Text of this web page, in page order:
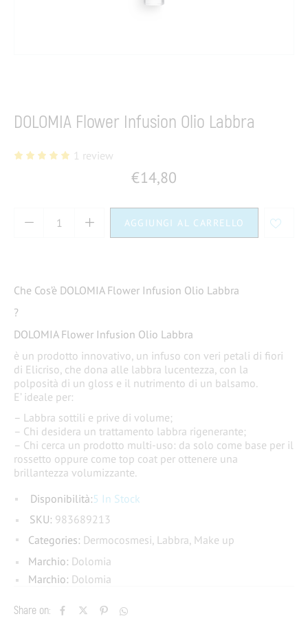
DOLOMIA Flower Infusion Olio Labbra
1 review
€14,80
AGGIUNGI AL CARRELLO
Che Cos’è DOLOMIA Flower Infusion Olio Labbra
?
DOLOMIA Flower Infusion Olio Labbra
è un prodotto innovativo, un infuso con veri petali di fiori
di Elicriso, che dona alle labbra lucentezza, con la
polposità di un gloss e il nutrimento di un balsamo.
E’ ideale per:
– Labbra sottili e prive di volume;
– Chi desidera un trattamento labbra rigenerante;
– Chi cerca un prodotto multi-uso: da solo come base per il
rossetto oppure come top coat per ottenere una
brillantezza volumizzante.
Disponibilità:5 In Stock
Share on:
SKU: 983689213
Categories: Dermocosmesi, Labbra, Make up
Marchio: Dolomia
Marchio: Dolomia